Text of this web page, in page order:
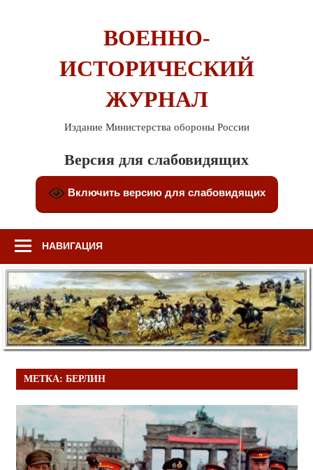
ВОЕННО-
ИСТОРИЧЕСКИЙ
ЖУРНАЛ
Издание Министерства обороны России
Версия для слабовидящих
Включить версию для слабовидящих
НАВИГАЦИЯ
МЕТКА: БЕРЛИН